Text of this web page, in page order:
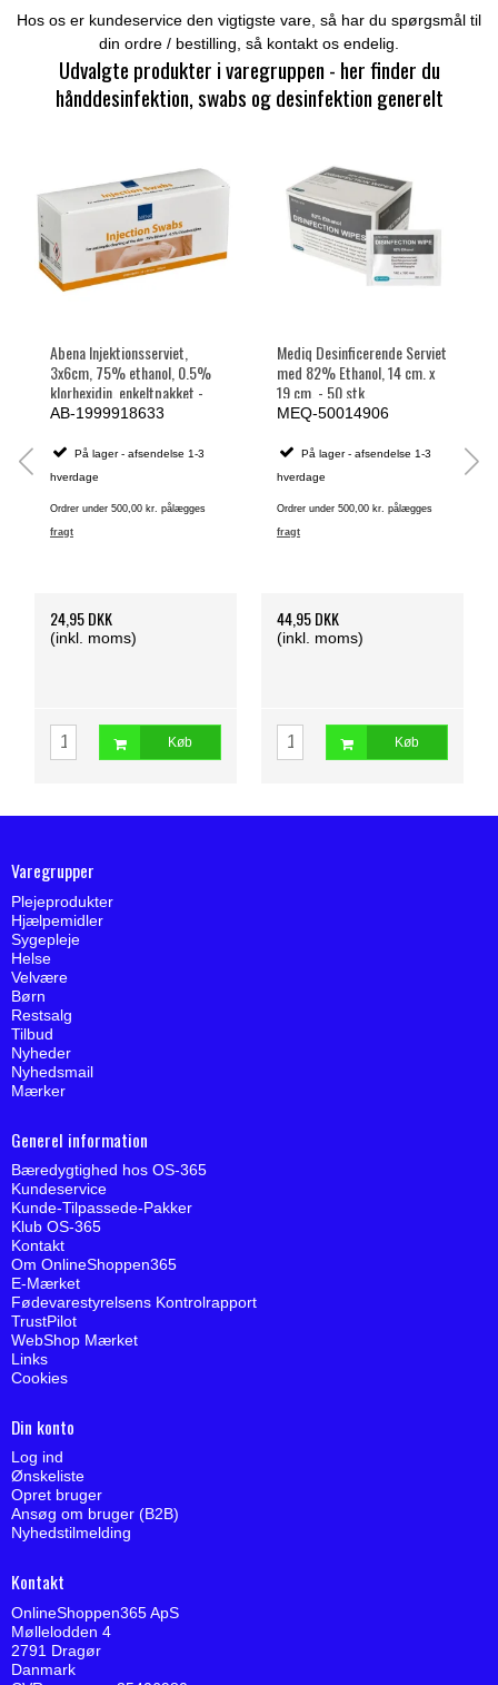
Hos os er kundeservice den vigtigste vare, så har du spørgsmål til
din ordre / bestilling, så kontakt os endelig.
Udvalgte produkter i varegruppen - her finder du
hånddesinfektion, swabs og desinfektion generelt
Abena Injektionsserviet,
3x6cm, 75% ethanol, 0.5%
klorhexidin, enkeltpakket -
100 stk.
AB-1999918633
På lager - afsendelse 1-3
hverdage
Ordrer under 500,00 kr. pålægges
fragt
24,95 DKK
(inkl. moms)
Køb
Mediq Desinficerende Serviet
med 82% Ethanol, 14 cm. x
19 cm. - 50 stk.
MEQ-50014906
På lager - afsendelse 1-3
hverdage
Ordrer under 500,00 kr. pålægges
fragt
44,95 DKK
(inkl. moms)
Køb
Varegrupper
Plejeprodukter
Hjælpemidler
Sygepleje
Helse
Velvære
Børn
Restsalg
Tilbud
Nyheder
Nyhedsmail
Mærker
Generel information
Bæredygtighed hos OS-365
Kundeservice
Kunde-Tilpassede-Pakker
Klub OS-365
Kontakt
Om OnlineShoppen365
E-Mærket
Fødevarestyrelsens Kontrolrapport
TrustPilot
WebShop Mærket
Links
Cookies
Din konto
Log ind
Ønskeliste
Opret bruger
Ansøg om bruger (B2B)
Nyhedstilmelding
Kontakt
OnlineShoppen365 ApS
Møllelodden 4
2791 Dragør
Danmark